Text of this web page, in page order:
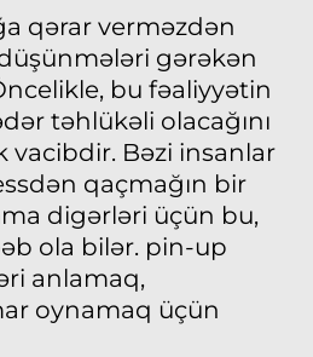
qərar verməzdən
gərəkən
bu fəaliyyətin
təhlükəli olacağını
Bəzi insanlar
qaçmağın bir
digərləri üçün bu,
ola bilər. pin-up
anlamaq,
oynamaq üçün